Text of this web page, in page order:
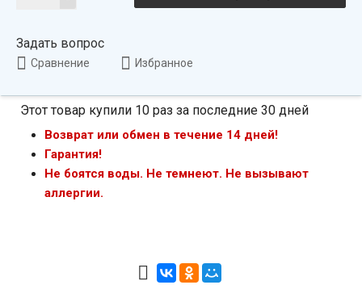
Задать вопрос
Сравнение Избранное
Этот товар купили 10 раз за последние 30 дней
Возврат или обмен в течение 14 дней!
Гарантия!
Не боятся воды. Не темнеют. Не вызывают
аллергии.